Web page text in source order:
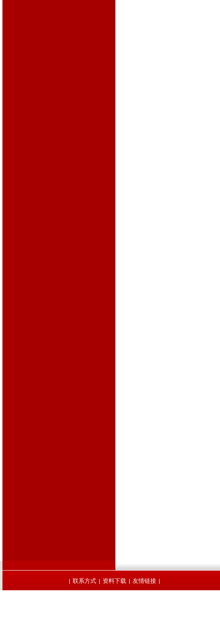
| 联系方式 | 资料下载 | 友情链接 |